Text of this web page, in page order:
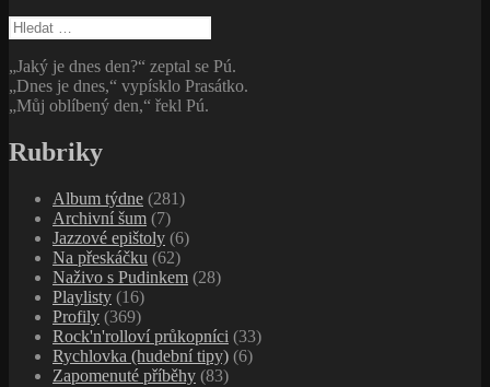
Vyhledávání
„Jaký je dnes den?“ zeptal se Pú.
„Dnes je dnes,“ vypísklo Prasátko.
„Můj oblíbený den,“ řekl Pú.
Rubriky
Album týdne (281)
Archivní šum (7)
Jazzové epištoly (6)
Na přeskáčku (62)
Naživo s Pudinkem (28)
Playlisty (16)
Profily (369)
Rock'n'rolloví průkopníci (33)
Rychlovka (hudební tipy) (6)
Zapomenuté příběhy (83)